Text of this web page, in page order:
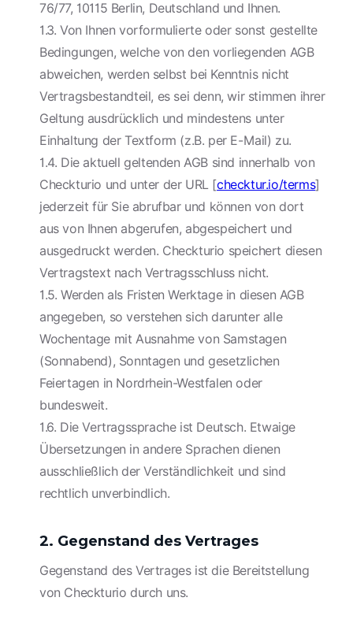
76/77, 10115 Berlin, Deutschland und Ihnen.
1.3. Von Ihnen vorformulierte oder sonst gestellte
Bedingungen, welche von den vorliegenden AGB
abweichen, werden selbst bei Kenntnis nicht
Vertragsbestandteil, es sei denn, wir stimmen ihrer
Geltung ausdrücklich und mindestens unter
Einhaltung der Textform (z.B. per E-Mail) zu.
1.4. Die aktuell geltenden AGB sind innerhalb von
Checkturio und unter der URL [checktur.io/terms]
jederzeit für Sie abrufbar und können von dort
aus von Ihnen abgerufen, abgespeichert und
ausgedruckt werden. Checkturio speichert diesen
Vertragstext nach Vertragsschluss nicht.
1.5. Werden als Fristen Werktage in diesen AGB
angegeben, so verstehen sich darunter alle
Wochentage mit Ausnahme von Samstagen
(Sonnabend), Sonntagen und gesetzlichen
Feiertagen in Nordrhein-Westfalen oder
bundesweit.
1.6. Die Vertragssprache ist Deutsch. Etwaige
Übersetzungen in andere Sprachen dienen
ausschließlich der Verständlichkeit und sind
rechtlich unverbindlich.
2. Gegenstand des Vertrages
Gegenstand des Vertrages ist die Bereitstellung
von Checkturio durch uns.